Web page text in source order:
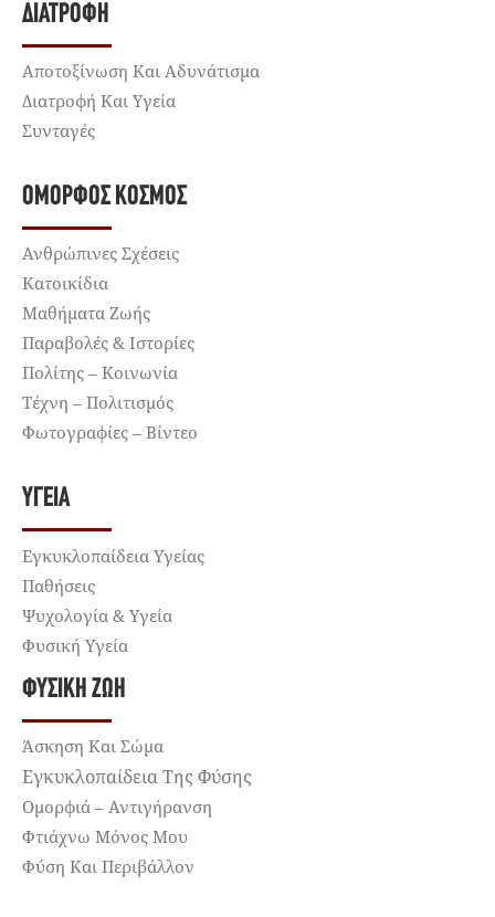
ΔΙΑΤΡΟΦΉ
Αποτοξίνωση Και Αδυνάτισμα
Διατροφή Και Υγεία
Συνταγές
ΌΜΟΡΦΟΣ ΚΌΣΜΟΣ
Ανθρώπινες Σχέσεις
Κατοικίδια
Μαθήματα Ζωής
Παραβολές & Ιστορίες
Πολίτης – Κοινωνία
Τέχνη – Πολιτισμός
Φωτογραφίες – Βίντεο
ΥΓΕΊΑ
Εγκυκλοπαίδεια Υγείας
Παθήσεις
Ψυχολογία & Υγεία
Φυσική Υγεία
ΦΥΣΙΚΉ ΖΩΉ
Άσκηση Και Σώμα
Εγκυκλοπαίδεια Της Φύσης
Ομορφιά – Αντιγήρανση
Φτιάχνω Μόνος Μου
Φύση Και Περιβάλλον